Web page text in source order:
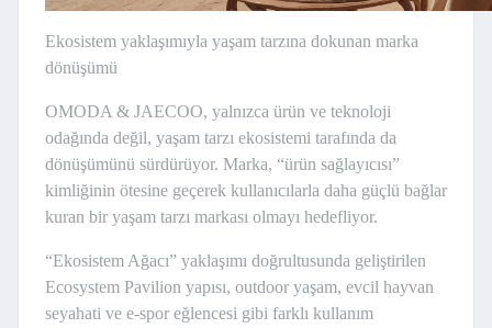
Ekosistem yaklaşımıyla yaşam tarzına dokunan marka
dönüşümü
OMODA & JAECOO, yalnızca ürün ve teknoloji
odağında değil, yaşam tarzı ekosistemi tarafında da
dönüşümünü sürdürüyor. Marka, “ürün sağlayıcısı”
kimliğinin ötesine geçerek kullanıcılarla daha güçlü bağlar
kuran bir yaşam tarzı markası olmayı hedefliyor.
“Ekosistem Ağacı” yaklaşımı doğrultusunda geliştirilen
Ecosystem Pavilion yapısı, outdoor yaşam, evcil hayvan
seyahati ve e-spor eğlencesi gibi farklı kullanım